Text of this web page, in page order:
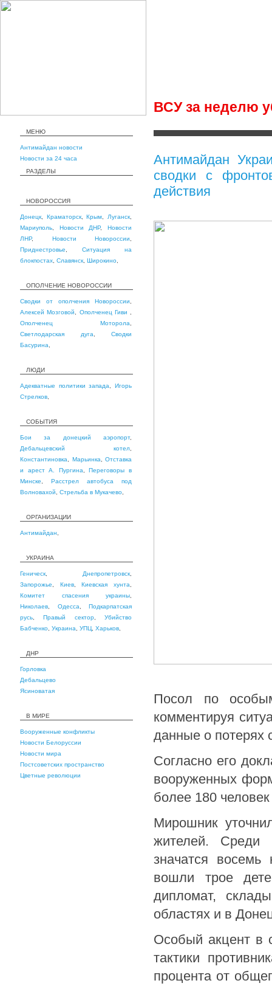
ВСУ за неделю
МЕНЮ
Антимайдан новости
Новости за 24 часа
РАЗДЕЛЫ
НОВОРОССИЯ
Донецк Краматорск,Крым Луганск
Мариуполь
Новости ДНР,Новости
ЛНР, Новости Новороссии
Приднестровье
Ситуация на
блокпостах Славянск Широкино
ОПОЛЧЕНИЕ НОВОРОССИИ
Сводки от ополчения Новороссии
Алексей Мозговой
Ополченец Гиви
Ополченец Моторола
Светлодарская дуга
Сводки
Басурина
ЛЮДИ
Адекватные политики запада ,Игорь
Стрелков
СОБЫТИЯ
Бои за донецкий аэропорт,
Дебальцевский котел
Константиновка
Марьинка
Отставка
и арест А. Пургина ,Переговоры в
Минске
Расстрел автобуса под
Волновахой
Стрельба в Мукачево
ОРГАНИЗАЦИИ
Антимайдан
УКРАИНА
Геническ Днепропетровск
Запорожье
Киев,Киевская хунта
Комитет спасения украины
Николаев
Одесса
Подкарпатская
русь ,Правый сектор,Убийство
Бабченко Украина УПЦ Харьков
ДНР
Горловка
Дебальцево
Ясиноватая
В МИРЕ
Вооруженные конфликты
Новости Белоруссии
Новости мира
Постсоветских пространство
Цветные революции
Антимайдан
сводки с
действия
Посол по
комментируя
данные о потерях
Согласно его
вооруженных
более 180
Мирошник
жителей. Среди
значатся
вошли трое
дипломат,
областях и в
Особый акцент в
тактики
процента от